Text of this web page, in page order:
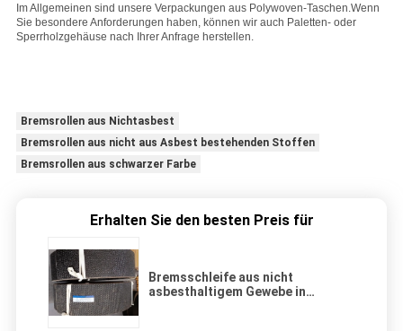
Im Allgemeinen sind unsere Verpackungen aus Polywoven-Taschen.Wenn
Sie besondere Anforderungen haben, können wir auch Paletten- oder
Sperrholzgehäuse nach Ihrer Anfrage herstellen.
Bremsrollen aus Nichtasbest
Bremsrollen aus nicht aus Asbest bestehenden Stoffen
Bremsrollen aus schwarzer Farbe
Erhalten Sie den besten Preis für
Bremsschleife aus nicht
asbesthaltigem Gewebe in